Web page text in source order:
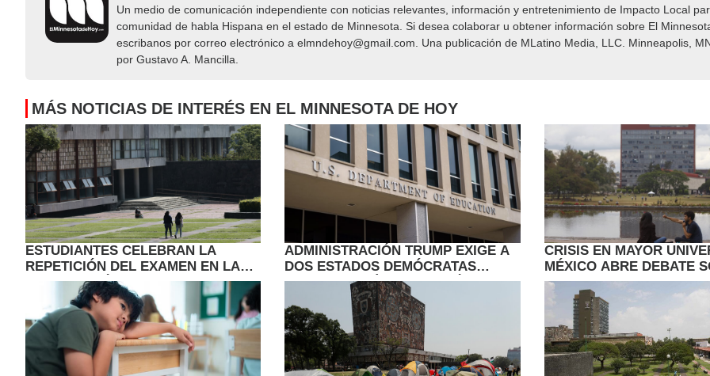
Un medio de comunicación independiente con noticias relevantes, información y entretenimiento de Impacto Local​​
comunidad de habla Hispana en el estado de Minnesota. Si desea colaborar u obtener información sobre El
escribanos por correo electrónico a elmndehoy@gmail.com. Una publicación de MLatino Media, LLC. Minneapolis,
por Gustavo A. Mancilla.
MÁS NOTICIAS DE INTERÉS EN EL MINNESOTA DE HOY
ESTUDIANTES CELEBRAN LA
REPETICIÓN DEL EXAMEN EN LA
UNAM DE MÉXICO TRAS TRAMPAS
CON IA
ADMINISTRACIÓN TRUMP EXIGE A
DOS ESTADOS DEMÓCRATAS
REVISAR POLÍTICAS DE GÉNERO
ESCOLARES
CRISIS EN MAYOR
MÉXICO ABRE DEBATE
FUTURO DE
DE IA